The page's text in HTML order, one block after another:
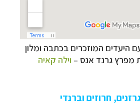
היעדים המוזכרים בכתבה ומלון
מפרץ גרנד אנס – וילה קאיה
חרוזים וברנדי